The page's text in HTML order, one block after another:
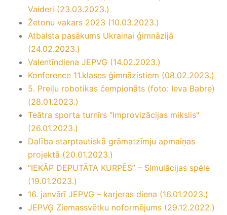
Vaideri (23.03.2023.)
Žetonu vakars 2023 (10.03.2023.)
Atbalsta pasākums Ukrainai ģimnāzijā
(24.02.2023.)
Valentīndiena JEPVĢ (14.02.2023.)
Konference 11.klases ģimnāzistiem (08.02.2023.)
5. Preiļu robotikas čempionāts (foto: Ieva Babre)
(28.01.2023.)
Teātra sporta turnīrs "Improvizācijas mikslis"
(26.01.2023.)
Dalība starptautiskā grāmatzīmju apmaiņas
projektā (20.01.2023.)
“IEKĀP DEPUTĀTA KURPĒS” – Simulācijas spēle
(19.01.2023.)
16. janvārī JEPVĢ – karjeras diena (16.01.2023.)
JEPVĢ Ziemassvētku noformējums (29.12.2022.)